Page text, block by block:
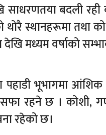
बदली
स्थानहरूमा तथा
मध्यम वर्षाको
भूभागमा
रहने छ । कोशी,
रहेको छ।